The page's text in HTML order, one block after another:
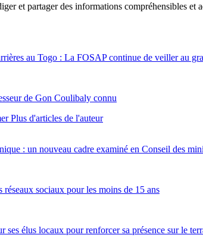
et partager des informations compréhensibles et
au Togo : La FOSAP continue de veiller au
de Gon Coulibaly connu
Plus d'articles de l'auteur
: un nouveau cadre examiné en Conseil des
sociaux pour les moins de 15 ans
ses élus locaux pour renforcer sa présence sur le